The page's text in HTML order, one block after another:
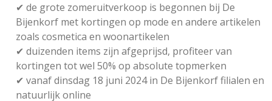
✔ de grote zomeruitverkoop is begonnen bij De
Bijenkorf met kortingen op mode en andere artikelen
zoals cosmetica en woonartikelen
✔ duizenden items zijn afgeprijsd, profiteer van
kortingen tot wel 50% op absolute topmerken
✔ vanaf dinsdag 18 juni 2024 in De Bijenkorf filialen en
natuurlijk online